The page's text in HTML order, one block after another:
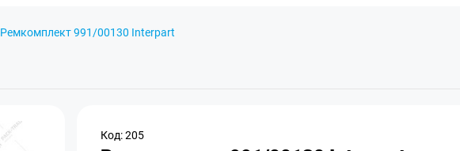
Ремкомплект 991/00130 Interpart
Код: 205